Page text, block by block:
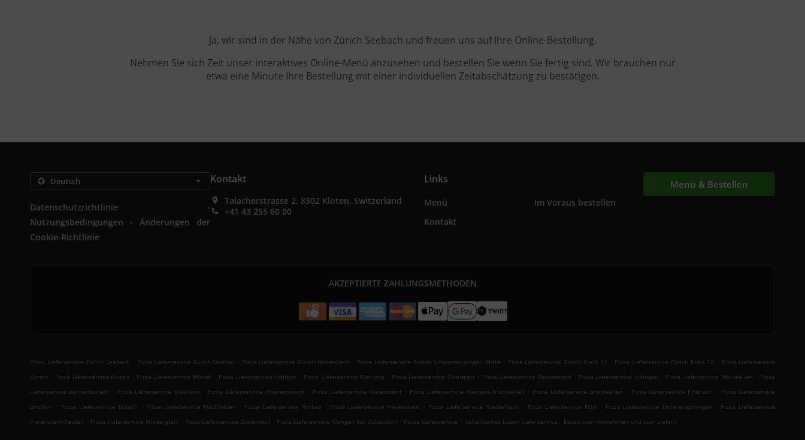
Ja, wir sind in der Nähe von Zürich Seebach und freuen uns auf Ihre Online-Bestellung.
Nehmen Sie sich Zeit unser interaktives Online-Menü anzusehen und bestellen Sie wenn Sie fertig sind. Wir brauchen nur
etwa eine Minute Ihre Bestellung mit einer individuellen Zeitabschätzung zu bestätigen.
Datenschutzrichtlinie .
Nutzungsbedingungen .
Änderungen der
Cookie-Richtlinie
Kontakt
Talacherstrasse 2, 8302 Kloten, Switzerland
+41 43 255 60 00
Links
Menü
Im Voraus bestellen
Kontakt
Menü & Bestellen
AKZEPTIERTE ZAHLUNGSMETHODEN
Pizza Lieferservice Zürich Seebach . Pizza Lieferservice Zürich Saatlen . Pizza Lieferservice Zürich Hirzenbach . Pizza Lieferservice Zürich Schwamendingen Mitte . Pizza Lieferservice Zürich Kreis 11 . Pizza Lieferservice Zürich Kreis 12 . Pizza Lieferservice
Zürich . Pizza Lieferservice Kloten . Pizza Lieferservice Winkel . Pizza Lieferservice Opfikon . Pizza Lieferservice Rümlang . Pizza Lieferservice Oberglatt . Pizza Lieferservice Bassersdorf . Pizza Lieferservice Lufingen . Pizza Lieferservice Wallisellen . Pizza
Lieferservice Bachenbülach
. Pizza Lieferservice Dietlikon . Pizza Lieferservice Oberembrach . Pizza Lieferservice Nürensdorf . Pizza Lieferservice Wangen-Brüttisellen . Pizza Lieferservice Brüttisellen . Pizza Lieferservice Embrach . Pizza Lieferservice
Birchwil
. Pizza Lieferservice Bülach . Pizza Lieferservice Hochfelden . Pizza Lieferservice Rorbas . Pizza Lieferservice Freienstein . Pizza Lieferservice Niederhasli . Pizza Lieferservice Höri . Pizza Lieferservice Unterengstringen . Pizza Lieferservice
Freienstein-Teufen . Pizza Lieferservice Niederglatt . Pizza Lieferservice Dübendorf . Pizza Lieferservice Wangen bei Dübendorf . Pasta Lieferservice . Italienisches Essen Lieferservice . Essen zum mitnehmen und zum Liefern